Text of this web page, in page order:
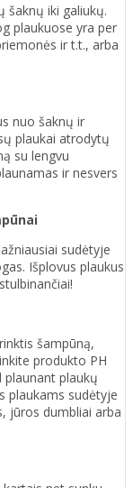
šaknų iki galiukų.
plaukuose yra per
ir t.t., arba
nuo šaknų ir
plaukai atrodytų
su lengvu
ir nesvers
sudėtyje
Išplovus plaukus
šampūną,
produkto PH
plaunant plaukų
plaukams sudėtyje
jūros dumbliai arba